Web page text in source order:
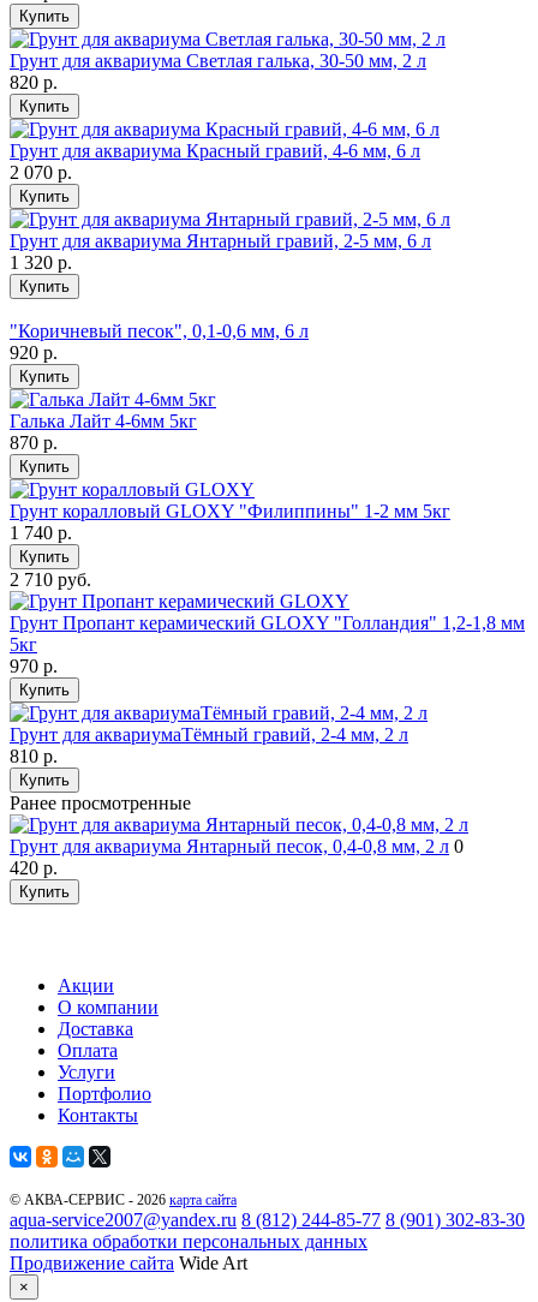
Купить
Грунт для аквариума Светлая галька, 30-50 мм, 2 л
820 р.
Купить
Грунт для аквариума Красный гравий, 4-6 мм, 6 л
2 070 р.
Купить
Грунт для аквариума Янтарный гравий, 2-5 мм, 6 л
1 320 р.
Купить
"Коричневый песок", 0,1-0,6 мм, 6 л
920 р.
Купить
Галька Лайт 4-6мм 5кг
870 р.
Купить
Грунт коралловый GLOXY "Филиппины" 1-2 мм 5кг
1 740 р.
Купить
2 710 руб.
Грунт Пропант керамический GLOXY "Голландия" 1,2-1,8 мм
5кг
970 р.
Купить
Грунт для аквариумаТёмный гравий, 2-4 мм, 2 л
810 р.
Купить
Ранее просмотренные
Грунт для аквариума Янтарный песок, 0,4-0,8 мм, 2 л 0
420 р.
Купить
Акции
О компании
Доставка
Оплата
Услуги
Портфолио
Контакты
© АКВА-СЕРВИС - 2026 карта сайта
aqua-service2007@yandex.ru 8 (812) 244-85-77 8 (901) 302-83-30
политика обработки персональных данных
Продвижение сайта Wide Art
×